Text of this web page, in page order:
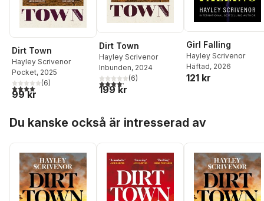
Dirt Town
Hayley Scrivenor
Pocket, 2025
4,0utav 5 stjärnor. Totalt antal röster:
(6)
99 kr
Dirt Town
Hayley Scrivenor
Inbunden, 2024
4,2utav 5 stjärnor. Totalt antal röster:
(6)
199 kr
Girl Falling
Hayley Scrivenor
Häftad, 2026
121 kr
Du kanske också är intresserad av